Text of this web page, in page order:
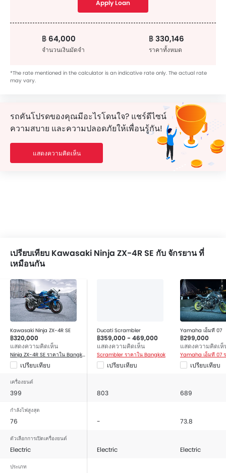
Apply Loan
฿ 64,000
จำนวนเงินมัดจำ
฿ 330,146
ราคาทั้งหมด
*The rate mentioned in the calculator is an indicative rate only. The actual rate
may vary.
รถคันโปรดของคุณมีอะไรโดนใจ? แชร์ดีไซน์
ความสบาย และความปลอดภัยให้เพื่อนรู้กัน!
แสดงความคิดเห็น
เปรียบเทียบ Kawasaki Ninja ZX-4R SE กับ จักรยาน ที่
เหมือนกัน
Kawasaki Ninja ZX-4R SE
฿320,000
แสดงความคิดเห็น
Ninja ZX-4R SE ราคาใน Bangkok
เปรียบเทียบ
Ducati Scrambler
฿359,000 - 469,000
แสดงความคิดเห็น
Scrambler ราคาใน Bangkok
เปรียบเทียบ
Yamaha เอ็มที 07
฿299,000
แสดงความคิดเห็
เปรียบเทียบ
เครื่องยนต์
399 803 689
กำลังไฟสูงสุด
76 - 73.8
ตัวเลือกการเปิดเครื่องยนต์
Electric Electric Electric
ประเภท